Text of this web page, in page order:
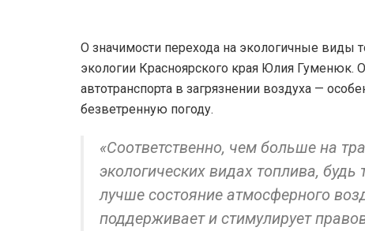
О значимости перехода на экологичные виды
экологии Красноярского края Юлия Гуменюк.
автотранспорта в загрязнении воздуха —
безветренную погоду.
«Соответственно, чем больше на
экологических видах топлива,
лучше состояние атмосферного
поддерживает и стимулирует